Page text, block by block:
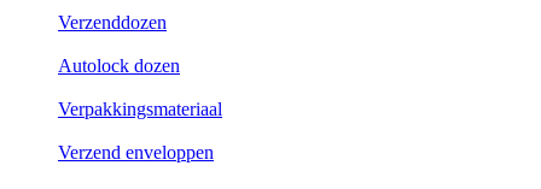
Verzenddozen
Autolock dozen
Verpakkingsmateriaal
Verzend enveloppen